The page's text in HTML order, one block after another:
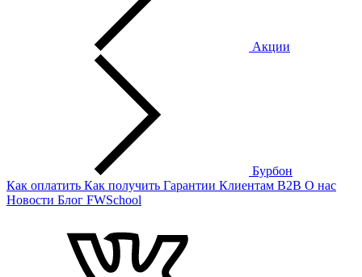
Акции
Бурбон
Как оплатить Как получить Гарантии Клиентам B2B О нас
Новости Блог FWSchool